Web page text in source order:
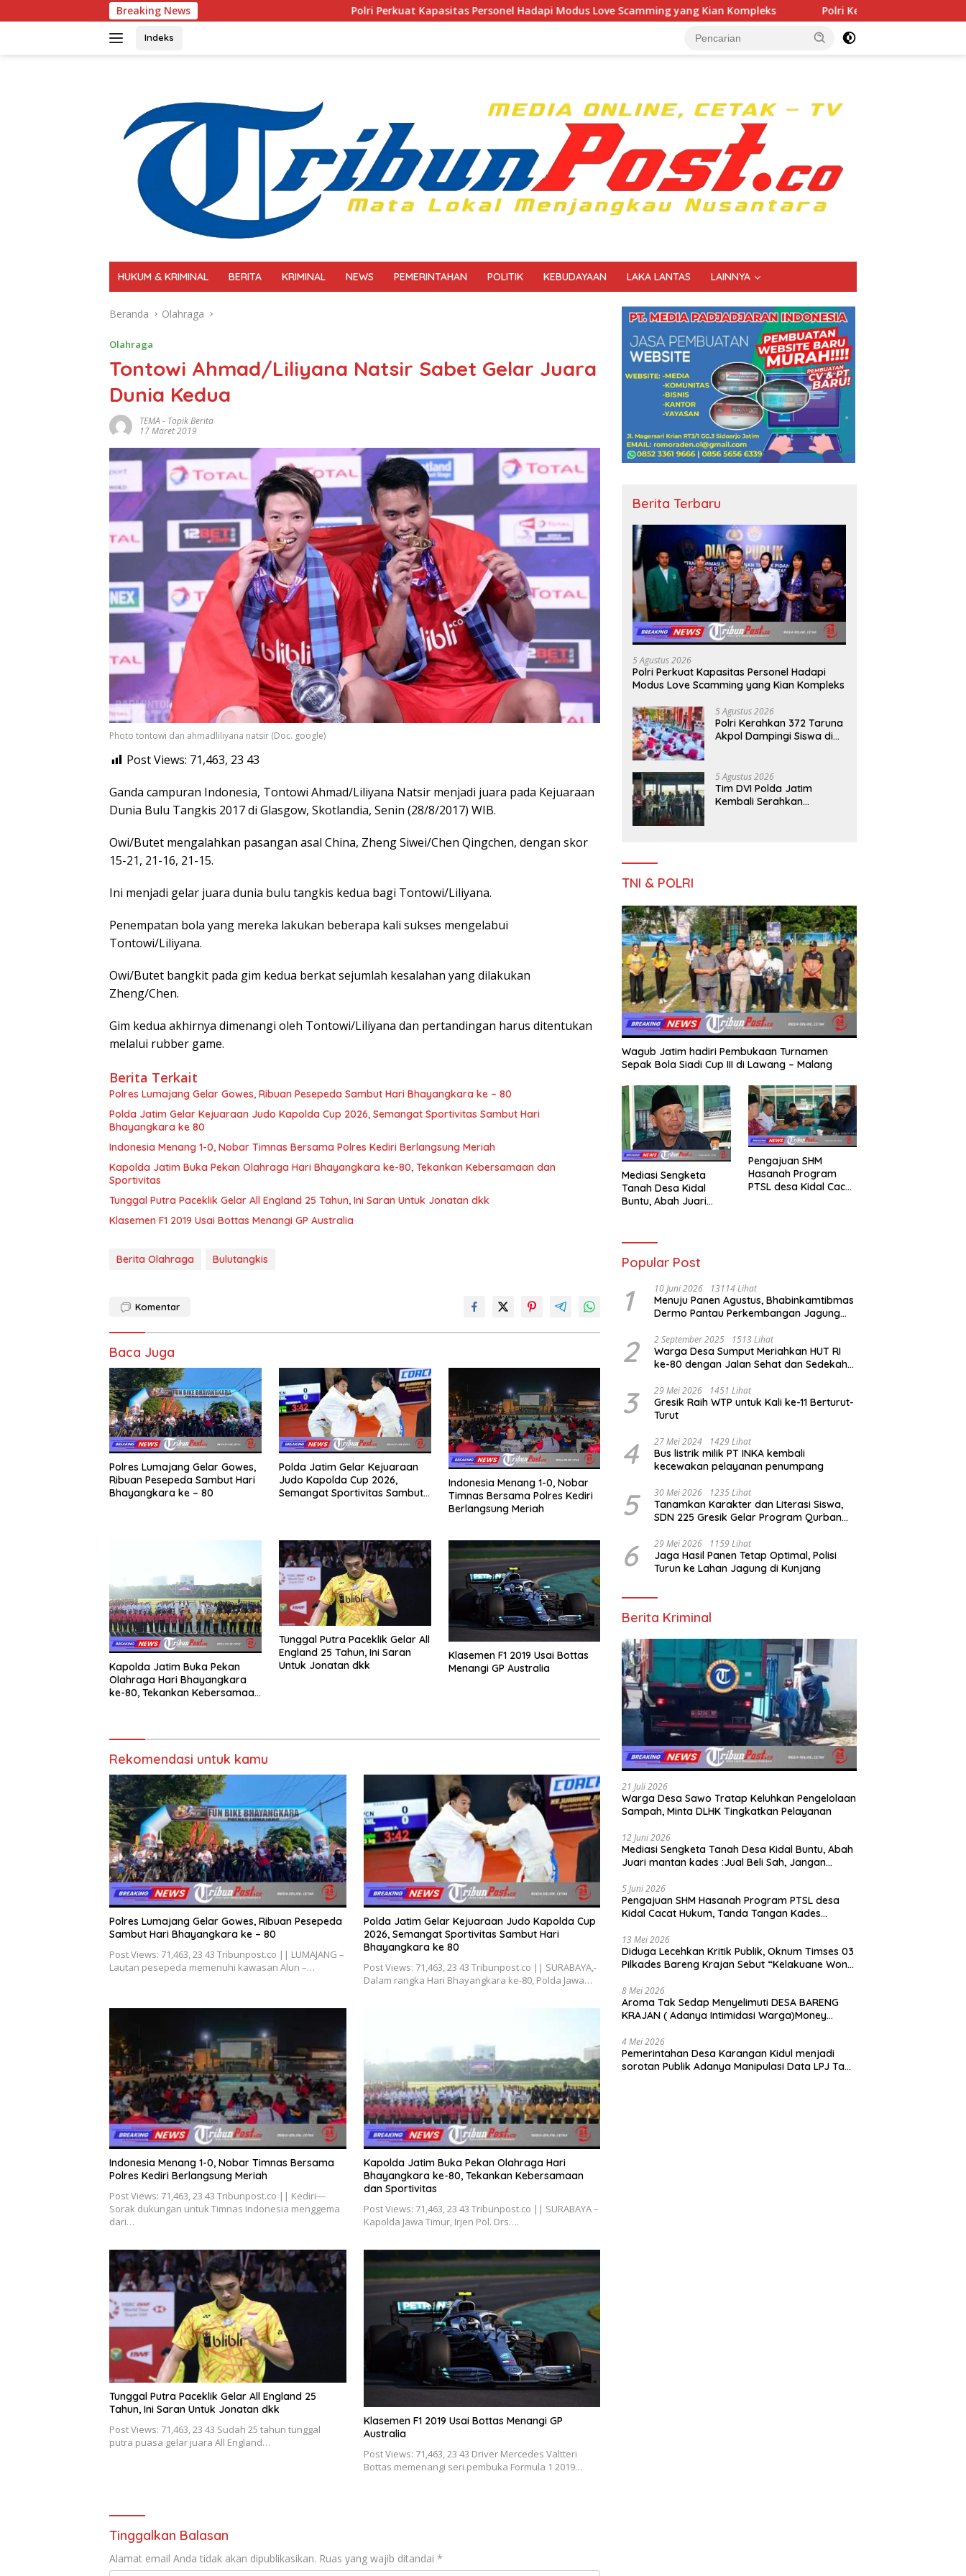
ke
Breaking News Polri Perkuat Kapasitas Personel Hadapi Modus Love Scamming yang Kian Kompleks Polri Kerahkan 372 Taruna Akpol Dampingi Siswa di
Indeks
HUKUM & KRIMINAL BERITA KRIMINAL NEWS PEMERINTAHAN POLITIK KEBUDAYAAN LAKA LANTAS LAINNYA
Beranda Olahraga
Olahraga
Tontowi Ahmad/Liliyana Natsir Sabet Gelar Juara
Dunia Kedua
TEMA - Topik Berita
17 Maret 2019
Photo tontowi dan ahmadliliyana natsir (Doc. google)
Post Views: 71,463, 23 43
Ganda campuran Indonesia, Tontowi Ahmad/Liliyana Natsir menjadi juara pada Kejuaraan
Dunia Bulu Tangkis 2017 di Glasgow, Skotlandia, Senin (28/8/2017) WIB.
Owi/Butet mengalahkan pasangan asal China, Zheng Siwei/Chen Qingchen, dengan skor
15-21, 21-16, 21-15.
Ini menjadi gelar juara dunia bulu tangkis kedua bagi Tontowi/Liliyana.
Penempatan bola yang mereka lakukan beberapa kali sukses mengelabui
Tontowi/Liliyana.
Owi/Butet bangkit pada gim kedua berkat sejumlah kesalahan yang dilakukan
Zheng/Chen.
Gim kedua akhirnya dimenangi oleh Tontowi/Liliyana dan pertandingan harus ditentukan
melalui rubber game.
Berita Terkait
Polres Lumajang Gelar Gowes, Ribuan Pesepeda Sambut Hari Bhayangkara ke – 80
Polda Jatim Gelar Kejuaraan Judo Kapolda Cup 2026, Semangat Sportivitas Sambut Hari
Bhayangkara ke 80
Indonesia Menang 1-0, Nobar Timnas Bersama Polres Kediri Berlangsung Meriah
Kapolda Jatim Buka Pekan Olahraga Hari Bhayangkara ke-80, Tekankan Kebersamaan dan
Sportivitas
Tunggal Putra Paceklik Gelar All England 25 Tahun, Ini Saran Untuk Jonatan dkk
Klasemen F1 2019 Usai Bottas Menangi GP Australia
Berita Olahraga Bulutangkis
Komentar
Baca Juga
Polres Lumajang Gelar Gowes,
Ribuan Pesepeda Sambut Hari
Bhayangkara ke – 80
Polda Jatim Gelar Kejuaraan
Judo Kapolda Cup 2026,
Semangat Sportivitas Sambut
Indonesia Menang 1-0, Nobar
Timnas Bersama Polres Kediri
Berlangsung Meriah
Kapolda Jatim Buka Pekan
Olahraga Hari Bhayangkara
ke-80, Tekankan Kebersamaan
Tunggal Putra Paceklik Gelar All
England 25 Tahun, Ini Saran
Untuk Jonatan dkk
Klasemen F1 2019 Usai Bottas
Menangi GP Australia
Rekomendasi untuk kamu
Polres Lumajang Gelar Gowes, Ribuan Pesepeda
Sambut Hari Bhayangkara ke – 80
Post Views: 71,463, 23 43 Tribunpost.co || LUMAJANG –
Lautan pesepeda memenuhi kawasan Alun –…
Polda Jatim Gelar Kejuaraan Judo Kapolda Cup
2026, Semangat Sportivitas Sambut Hari
Bhayangkara ke 80
Post Views: 71,463, 23 43 Tribunpost.co || SURABAYA,-
Dalam rangka Hari Bhayangkara ke-80, Polda Jawa…
Indonesia Menang 1-0, Nobar Timnas Bersama
Polres Kediri Berlangsung Meriah
Post Views: 71,463, 23 43 Tribunpost.co || Kediri—
Sorak dukungan untuk Timnas Indonesia menggema
dari…
Kapolda Jatim Buka Pekan Olahraga Hari
Bhayangkara ke-80, Tekankan Kebersamaan
dan Sportivitas
Post Views: 71,463, 23 43 Tribunpost.co || SURABAYA –
Kapolda Jawa Timur, Irjen Pol. Drs….
Tunggal Putra Paceklik Gelar All England 25
Tahun, Ini Saran Untuk Jonatan dkk
Post Views: 71,463, 23 43 Sudah 25 tahun tunggal
putra puasa gelar juara All England…
Klasemen F1 2019 Usai Bottas Menangi GP
Australia
Post Views: 71,463, 23 43 Driver Mercedes Valtteri
Bottas memenangi seri pembuka Formula 1 2019…
Tinggalkan Balasan
Alamat email Anda tidak akan dipublikasikan. Ruas yang wajib ditandai *
Berita Terbaru
5 Agustus 2026
Polri Perkuat Kapasitas Personel Hadapi
Modus Love Scamming yang Kian Kompleks
5 Agustus 2026
Polri Kerahkan 372 Taruna
Akpol Dampingi Siswa di
TNI
5 Agustus 2026
Tim DVI Polda Jatim
Kembali Serahkan
TNI & POLRI
Wagub Jatim hadiri Pembukaan Turnamen
Sepak Bola Siadi Cup III di Lawang – Malang
Mediasi Sengketa
Tanah Desa Kidal
Buntu, Abah Juari
Jadikan Kesalahan
Membatalkan Hak
Pengajuan SHM
Hasanah Program
PTSL desa Kidal Cacat
Popular Post
1 10 Juni 2026 13114 Lihat
Menuju Panen Agustus, Bhabinkamtibmas
Dermo Pantau Perkembangan Jagung
2 2 September 2025 1513 Lihat
Warga Desa Sumput Meriahkan HUT RI
ke-80 dengan Jalan Sehat dan Sedekah
3 29 Mei 2026 1451 Lihat
Gresik Raih WTP untuk Kali ke-11 Berturut-
Turut
4 27 Mei 2024 1429 Lihat
Bus listrik milik PT INKA kembali
kecewakan pelayanan penumpang
5 30 Mei 2026 1235 Lihat
Tanamkan Karakter dan Literasi Siswa,
SDN 225 Gresik Gelar Program Qurban
6 29 Mei 2026 1159 Lihat
Jaga Hasil Panen Tetap Optimal, Polisi
Turun ke Lahan Jagung di Kunjang
Berita Kriminal
21 Juli 2026
Warga Desa Sawo Tratap Keluhkan Pengelolaan
Sampah, Minta DLHK Tingkatkan Pelayanan
12 Juni 2026
Mediasi Sengketa Tanah Desa Kidal Buntu, Abah
Juari mantan kades :Jual Beli Sah, Jangan
Membatalkan Hak Warga.
5 Juni 2026
Pengajuan SHM Hasanah Program PTSL desa
Kidal Cacat Hukum, Tanda Tangan Kades
13 Mei 2026
Diduga Lecehkan Kritik Publik, Oknum Timses 03
Pilkades Bareng Krajan Sebut “Kelakuane Wong
8 Mei 2026
Aroma Tak Sedap Menyelimuti DESA BARENG
KRAJAN ( Adanya Intimidasi Warga)Money
4 Mei 2026
Pemerintahan Desa Karangan Kidul menjadi
sorotan Publik Adanya Manipulasi Data LPJ Ta